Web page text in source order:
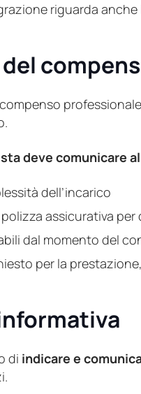
riguarda
deve comunicare
dell’incarico
assicurativa per
dal momento del
per la
di indicare e